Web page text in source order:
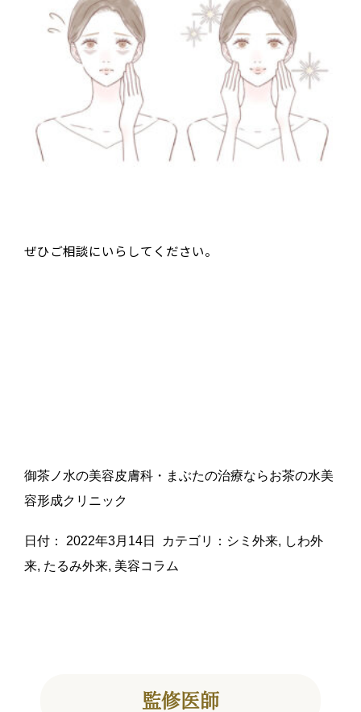
ぜひご相談にいらしてください。
御茶ノ水の美容皮膚科・まぶたの治療ならお茶の水美
容形成クリニック
日付： 2022年3月14日 カテゴリ： シミ外来, しわ外
来, たるみ外来, 美容コラム
監修医師